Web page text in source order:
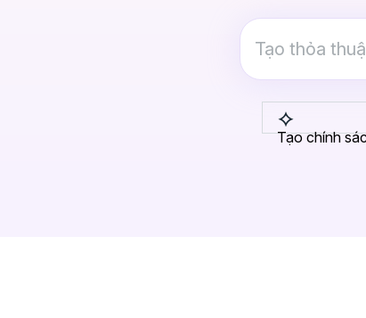
Tạo chính